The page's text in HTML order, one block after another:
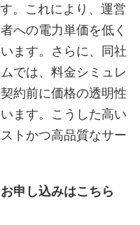
。これにより、運営
への電力単価を低く
ます。さらに、同社
では、料金シミュレ
約前に価格の透明性
ます。こうした高い
トかつ高品質なサー
申し込みはこちら